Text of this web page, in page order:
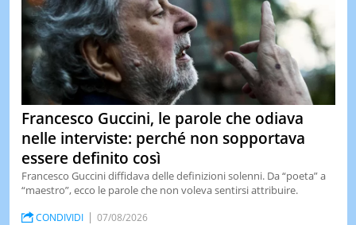
WOW
POP
& TV
QUIZ
&
Francesco Guccini, le parole che odiava
nelle interviste: perché non sopportava
essere definito così
Francesco Guccini diffidava delle definizioni solenni. Da “poeta” a
“maestro”, ecco le parole che non voleva sentirsi attribuire.
CONDIVIDI 07/08/2026